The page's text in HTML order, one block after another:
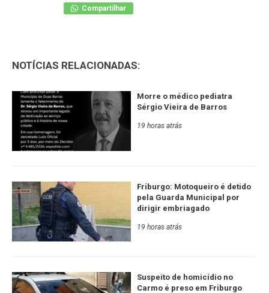
Compartilhar
NOTÍCIAS RELACIONADAS:
Morre o médico pediatra
Sérgio Vieira de Barros
19 horas atrás
Friburgo: Motoqueiro é detido
pela Guarda Municipal por
dirigir embriagado
19 horas atrás
Suspeito de homicídio no
Carmo é preso em Friburgo